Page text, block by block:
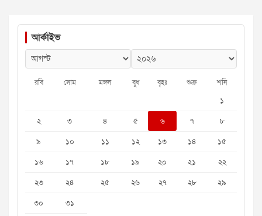
আর্কাইভ
রবি সোম মঙ্গল বুধ বৃহঃ শুক্র শনি
১
২
৩ ৪ ৫ ৬ ৭
৮
৯
১০ ১১ ১২ ১৩ ১৪
১৫
১৬
১৭ ১৮ ১৯ ২০ ২১
২২
২৩
২৪ ২৫ ২৬ ২৭ ২৮
২৯
৩০
৩১